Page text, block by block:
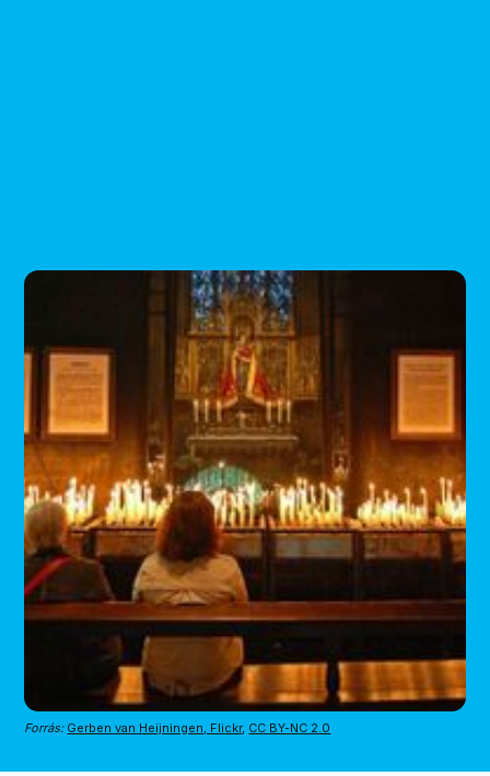
Forrás: Gerben van Heijningen, Flickr, CC BY-NC 2.0